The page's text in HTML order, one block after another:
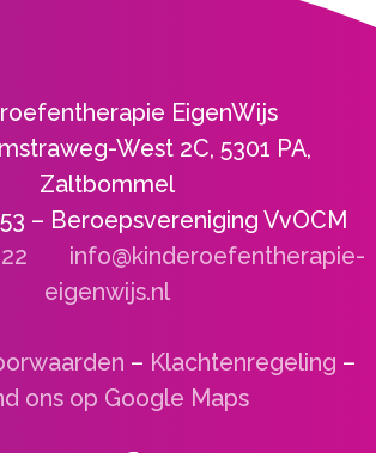
EigenWijs
West 2C, 5301 PA,
Zaltbommel
– Beroepsvereniging VvOCM
info@kinderoefentherapie-
eigenwijs.nl
– Klachtenregeling –
ons op Google Maps